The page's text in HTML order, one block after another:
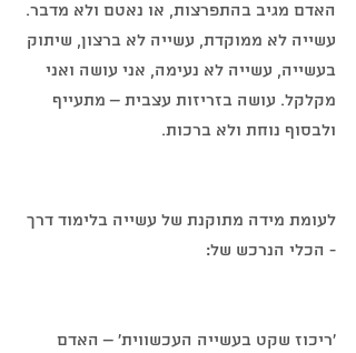
האדם מגיב בהתפרצות, או נאטם ולא מדבר.
עשייה לא ממוקדת, עשייה לא ברצון, שיתוק
בעשייה, עשייה לא נעימה, אני עושה ואני
מקלקל. עושה בזריזות עצבית – מתעייף
ולבסוף נוחת ולא ברכות.
לעומת מידה מתוקנת של עשייה בלימוד דרך
- הכלי הנרכש של:
'ריכוז שקט בעשייה העכשווית' – האדם